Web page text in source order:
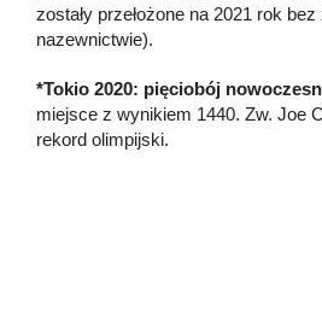
zostały przełożone na 2021 rok
nazewnictwie).
*Tokio 2020: pięciobój
miejsce z wynikiem 1440. Zw. Joe
rekord olimpijski.